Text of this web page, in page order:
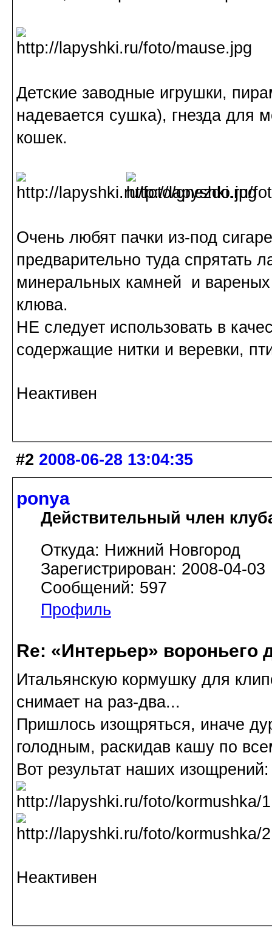
Детские заводные игрушки,
надевается сушка), гнезда для
кошек.
Очень любят пачки из-под
предварительно туда спрятать
минеральных камней и вареных
клюва.
НЕ следует использовать в
содержащие нитки и веревки,
Неактивен
#2 2008-06-28 13:04:35
ponya
Действительный член
Откуда: Нижний Новгород
Зарегистрирован: 2008-04-03
Сообщений: 597
Профиль
Re: «Интерьер» вороньего
Итальянскую кормушку для
снимает на раз-два...
Пришлось изощряться, иначе
голодным, раскидав кашу по
Вот результат наших изощрений:
Неактивен